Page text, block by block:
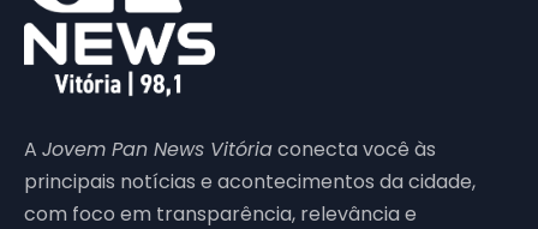
A Jovem Pan News Vitóriaconecta você às
principais notícias e acontecimentos da cidade,
com foco em transparência, relevância e